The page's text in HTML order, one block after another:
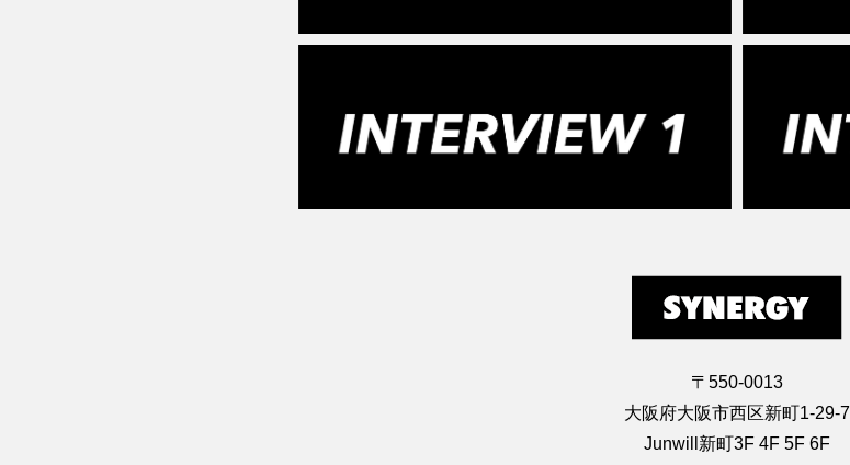
〒550-0013
大阪府大阪市西区新町1-29-7
Junwill新町3F 4F 5F 6F